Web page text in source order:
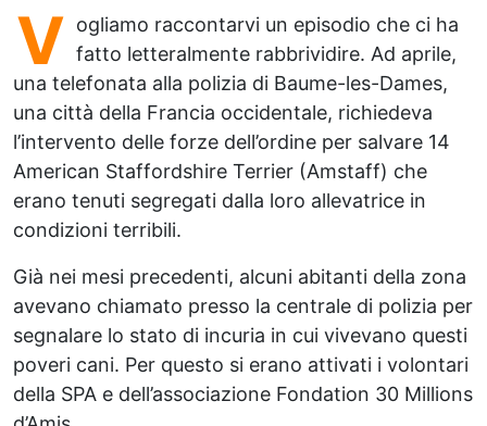
V ogliamo raccontarvi un episodio che ci ha
fatto letteralmente rabbrividire. Ad aprile,
una telefonata alla polizia di Baume-les-Dames,
una città della Francia occidentale, richiedeva
l’intervento delle forze dell’ordine per salvare 14
American Staffordshire Terrier (Amstaff) che
erano tenuti segregati dalla loro allevatrice in
condizioni terribili.
Già nei mesi precedenti, alcuni abitanti della zona
avevano chiamato presso la centrale di polizia per
segnalare lo stato di incuria in cui vivevano questi
poveri cani. Per questo si erano attivati i volontari
della SPA e dell’associazione Fondation 30 Millions